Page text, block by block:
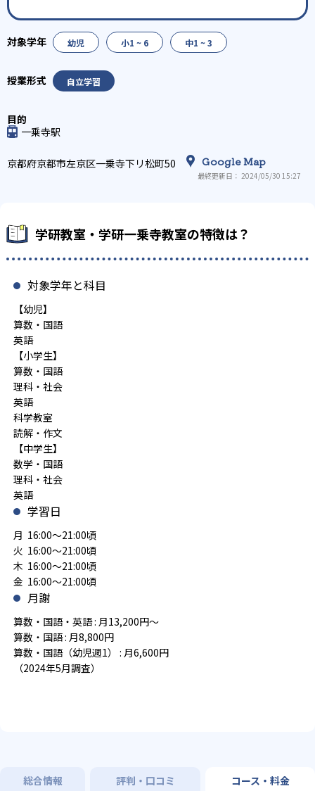
幼児 小1 ~ 6 中1 ~ 3
自立学習
一乗寺駅
京都府京都市左京区一乗寺下リ松町50 Google Map
最終更新日： 2024/05/30 15:27
学研教室・学研一乗寺教室の特徴は？
対象学年と科目
【幼児】
算数・国語
英語
【小学生】
算数・国語
理科・社会
英語
科学教室
読解・作文
【中学生】
数学・国語
理科・社会
英語
学習日
月 16:00～21:00頃
火 16:00～21:00頃
木 16:00～21:00頃
金 16:00～21:00頃
月謝
算数・国語・英語 : 月13,200円～
算数・国語 : 月8,800円
算数・国語（幼児週1） : 月6,600円
（2024年5月調査）
総合情報 評判・口コミ コース・料金